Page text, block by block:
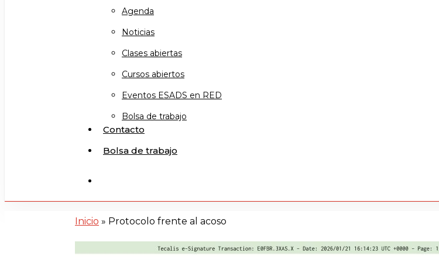
Agenda
Noticias
Clases abiertas
Cursos abiertos
Eventos ESADS en RED
Bolsa de trabajo
Contacto
Bolsa de trabajo
Inicio » Protocolo frente al acoso